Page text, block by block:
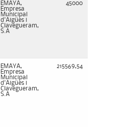
EMAYA,
Empresa
Municipal
d'Aigües i
Clavegueram,
S.A
45000
EMAYA,
Empresa
Municipal
d'Aigües i
Clavegueram,
S.A
215569,54